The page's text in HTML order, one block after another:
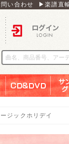
い合わせ ▶楽譜直
ジックホリデイ